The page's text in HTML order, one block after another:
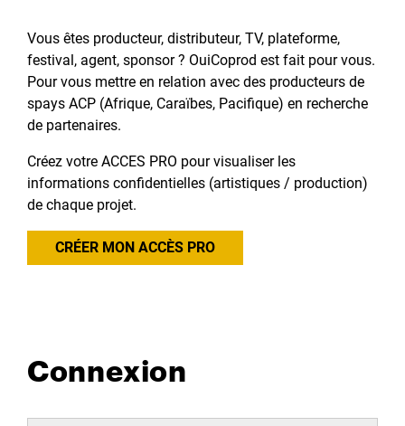
Vous êtes producteur, distributeur, TV, plateforme,
festival, agent, sponsor ? OuiCoprod est fait pour vous.
Pour vous mettre en relation avec des producteurs de
spays ACP (Afrique, Caraïbes, Pacifique) en recherche
de partenaires.
Créez votre ACCES PRO pour visualiser les
informations confidentielles (artistiques / production)
de chaque projet.
CRÉER MON ACCÈS PRO
Connexion